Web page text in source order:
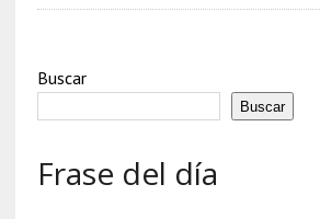
Buscar
Buscar
Frase del día